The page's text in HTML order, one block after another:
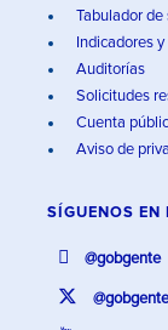
Tabulador
Indicadores
Auditorías
Solicitudes
Cuenta
Aviso de
SÍGUENOS EN
@gobgente
@gobgente